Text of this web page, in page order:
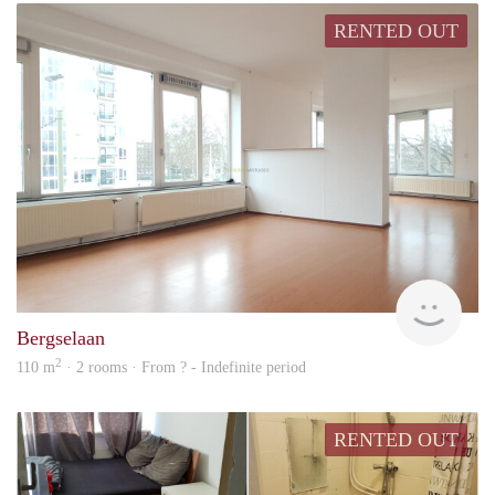
RENTED OUT
Bergselaan
110 m2 · 2 rooms · From ? - Indefinite period
RENTED OUT